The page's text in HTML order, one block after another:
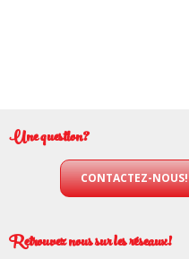
Une question?
CONTACTEZ-NOUS!
Retrouvez nous sur les réseaux!